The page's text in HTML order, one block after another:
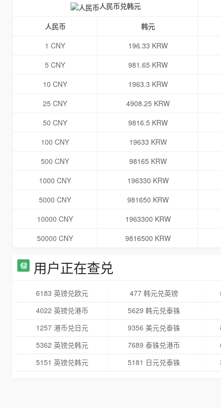
人民币兑韩元
人民币
韩元
1 CNY
196.33 KRW
5 CNY
981.65 KRW
10 CNY
1963.3 KRW
25 CNY
4908.25 KRW
50 CNY
9816.5 KRW
100 CNY
19633 KRW
500 CNY
98165 KRW
1000 CNY
196330 KRW
5000 CNY
981650 KRW
10000 CNY
1963300 KRW
50000 CNY
9816500 KRW
用户正在查兑
6183 英镑兑欧元 477 韩元兑英镑
4022 英镑兑港币
5629 韩元兑泰铢
1257 港币兑日元
9356 美元兑泰铢
5362 英镑兑韩元
7689 泰铢兑港币
5151 英镑兑韩元
5181 日元兑泰铢